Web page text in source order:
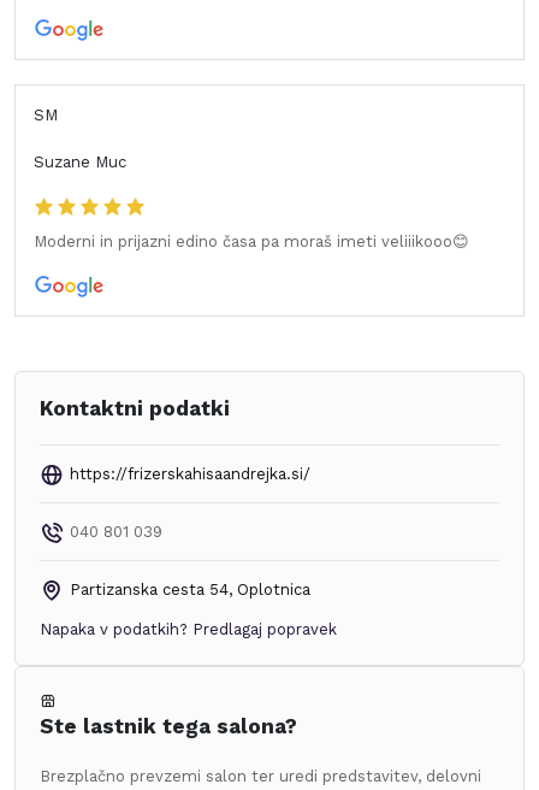
SM
Suzane Muc
Moderni in prijazni edino časa pa moraš imeti veliiikooo😊
Kontaktni podatki
https://frizerskahisaandrejka.si/
040 801 039
Partizanska cesta 54, Oplotnica
Napaka v podatkih? Predlagaj popravek
Ste lastnik tega salona?
Brezplačno prevzemi salon ter uredi predstavitev, delovni